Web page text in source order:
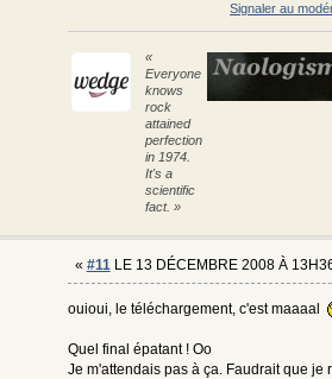
Signaler au
«
Everyone
knows
rock
attained
perfection
in 1974.
It's a
scientific
fact. »
« #11 LE 13 DÉCEMBRE 2008 À
ouioui, le téléchargement, c'est maaaal
Quel final épatant ! Oo
Je m'attendais pas à ça. Faudrait que je